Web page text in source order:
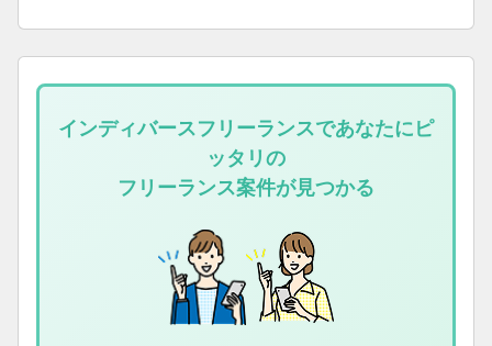
インディバースフリーランスであなたにピ
ッタリの
フリーランス案件が見つかる